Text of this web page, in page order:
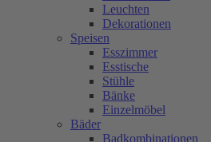
Leuchten
Dekorationen
Speisen
Esszimmer
Esstische
Stühle
Bänke
Einzelmöbel
Bäder
Badkombinationen